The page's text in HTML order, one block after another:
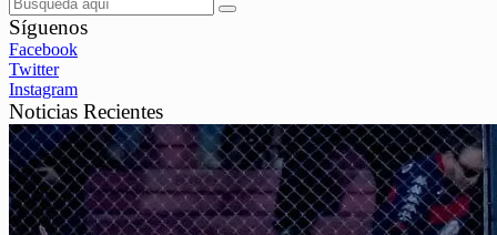
Síguenos
Facebook
Twitter
Instagram
Noticias Recientes